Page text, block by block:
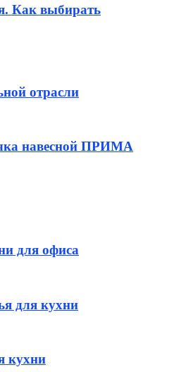
Как выбирать
отрасли
навесной ПРИМА
для офиса
для кухни
кухни